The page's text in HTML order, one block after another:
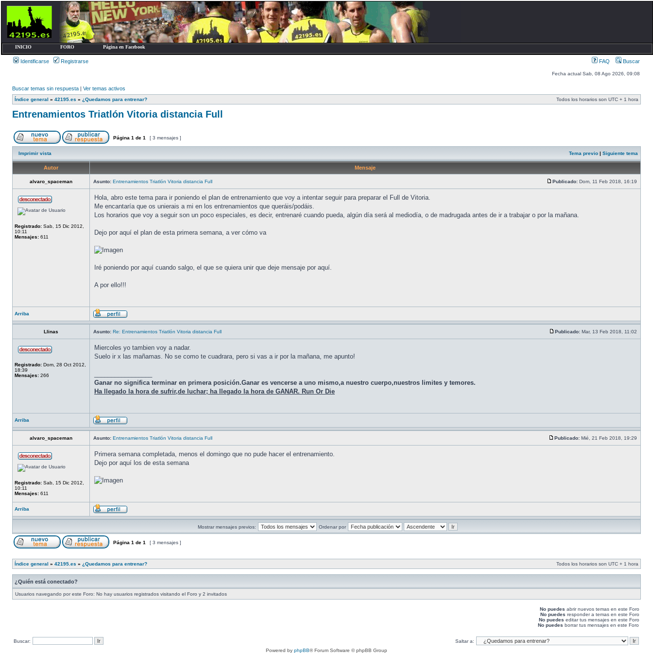
INICIO FORO Página en Facebook
Identificarse Registrarse FAQ Buscar
Fecha actual Sab, 08 Ago 2026, 09:08
Buscar temas sin respuesta | Ver temas activos
Índice general » 42195.es » ¿Quedamos para entrenar? Todos los horarios son UTC + 1 hora
Entrenamientos Triatlón Vitoria distancia Full
Página 1 de 1 [ 3 mensajes ]
Imprimir vista Tema previo | Siguiente tema
Autor Mensaje
alvaro_spaceman Asunto: Entrenamientos Triatlón Vitoria distancia Full Publicado: Dom, 11 Feb 2018, 16:19
Registrado: Sab, 15 Dic 2012,
10:11
Mensajes: 611
Hola, abro este tema para ir poniendo el plan de entrenamiento que voy a intentar seguir para preparar el Full de Vitoria.
Me encantaría que os unierais a mi en los entrenamientos que queráis/podáis.
Los horarios que voy a seguir son un poco especiales, es decir, entrenaré cuando pueda, algún día será al mediodía, o de madrugada antes de ir a trabajar o por la mañana.
Dejo por aquí el plan de esta primera semana, a ver cómo va
Iré poniendo por aquí cuando salgo, el que se quiera unir que deje mensaje por aquí.
A por ello!!!
Arriba
Llinas Asunto: Re: Entrenamientos Triatlón Vitoria distancia Full Publicado: Mar, 13 Feb 2018, 11:02
Registrado: Dom, 28 Oct 2012,
18:39
Mensajes: 266
Miercoles yo tambien voy a nadar.
Suelo ir x las mañamas. No se como te cuadrara, pero si vas a ir por la mañana, me apunto!
Ganar no significa terminar en primera posición.Ganar es vencerse a uno mismo,a nuestro cuerpo,nuestros limites y temores.
Ha llegado la hora de sufrir,de luchar; ha llegado la hora de GANAR. Run Or Die
Arriba
alvaro_spaceman Asunto: Entrenamientos Triatlón Vitoria distancia Full Publicado: Mié, 21 Feb 2018, 19:29
Registrado: Sab, 15 Dic 2012,
10:11
Mensajes: 611
Primera semana completada, menos el domingo que no pude hacer el entrenamiento.
Dejo por aquí los de esta semana
Arriba
Mostrar mensajes previos: Ordenar por
Página 1 de 1 [ 3 mensajes ]
Índice general » 42195.es » ¿Quedamos para entrenar? Todos los horarios son UTC + 1 hora
¿Quién está conectado?
Usuarios navegando por este Foro: No hay usuarios registrados visitando el Foro y 2 invitados
No puedes abrir nuevos temas en este Foro
No puedes responder a temas en este Foro
No puedes editar tus mensajes en este Foro
No puedes borrar tus mensajes en este Foro
Buscar:
Saltar a:
Powered by phpBB® Forum Software © phpBB Group